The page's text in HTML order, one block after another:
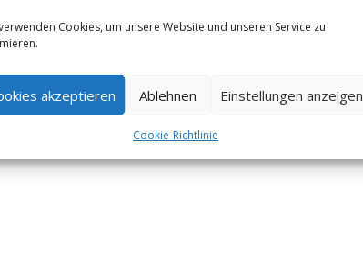
Cookies, um unsere Website und unseren Service zu
akzeptieren Ablehnen Einstellungen anzeigen
Cookie-Richtlinie